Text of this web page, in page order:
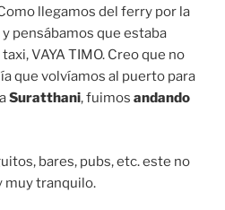
llegamos del ferry por la
pensábamos que estaba
VAYA TIMO. Creo que no
que volvíamos al puerto para
Suratthani, fuimos andando
bares, pubs, etc. este no
muy tranquilo.